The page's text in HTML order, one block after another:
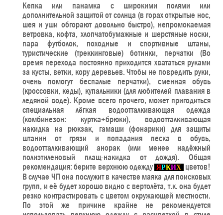
Кепка или панамка с широкими полями или
дополнительной защитой от солнца (в горах открытые нос,
шея и уши обгорают довольно быстро), непромокаемая
ветровка, кофта, хлопчатобумажные и шерстяные носки,
пара футболок, походные и спортивные штаны,
туристические (треккинговые) ботинки, перчатки (Во
время перехода постоянно приходится хвататься руками
за кусты, ветки, кору деревьев. Чтобы не повредить руки,
очень помогут беспалые перчатки), сменная обувь
(кроссовки, кеды), купальники (для любителей плавания в
ледяной воде). Кроме всего прочего, может пригодиться
специальная лёгкая водоотталкивающая одежда
(комбинезон: куртка+брюки), водоотталкивающая
накидка на рюкзак, гамаши (фонарики) для защиты
штанин от грязи и попадания песка в обувь,
водоотталкивающий анорак (или менее надёжный
полиэтиленовый плащ-накидка от дождя). Общая
рекомендация: берите верхнюю одежду ЯРКИХ цветов!
В случае ЧП она послужит в качестве маяка для поисковых
групп, и её будет хорошо видно с вертолёта, т.к. она будет
резко контрастировать с цветом окружающей местности.
По этой же причине крайне не рекомендуется